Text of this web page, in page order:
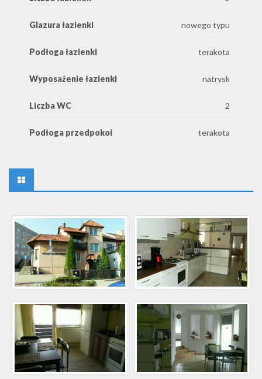
Glazura łazienki nowego typu
Podłoga łazienki terakota
Wyposażenie łazienki natrysk
Liczba WC 2
Podłoga przedpokoi terakota